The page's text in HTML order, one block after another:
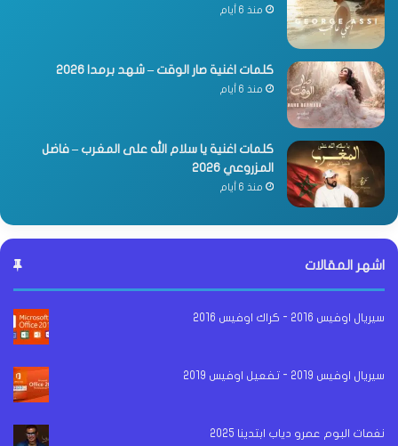
منذ 6 أيام
كلمات اغنية صار الوقت – شهد برمدا 2026
منذ 6 أيام
كلمات اغنية يا سلام الله على المغرب – فاضل
المزروعي 2026
منذ 6 أيام
اشهر المقالات
سيريال اوفيس 2016 - كراك اوفيس 2016
سيريال اوفيس 2019 - تفعيل اوفيس 2019
نغمات البوم عمرو دياب ابتدينا 2025